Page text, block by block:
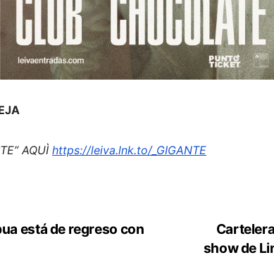
AQUÌ https://leiva.lnk.to/_GIGANTE
show de
está de regreso con